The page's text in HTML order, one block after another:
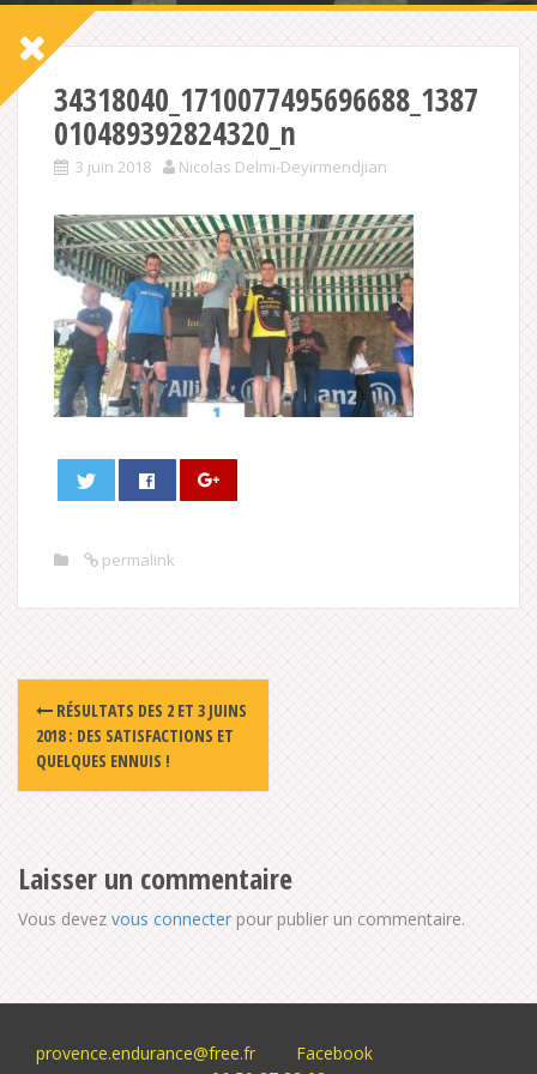
34318040_1710077495696688_1387
010489392824320_n
3 juin 2018 Nicolas Delmi-Deyirmendjian
permalink
Post
navigation
RÉSULTATS DES 2 ET 3 JUINS
2018 : DES SATISFACTIONS ET
QUELQUES ENNUIS !
Laisser un commentaire
Vous devez vous connecter pour publier un commentaire.
provence.endurance@free.fr
Facebook